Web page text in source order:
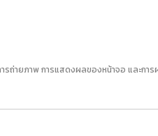
รถ่ายภาพ การแสดงผลของหน้าจอ และ